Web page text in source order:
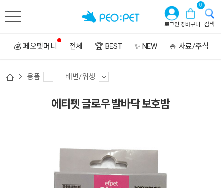
로그인 장바구니
0
검색
💰 페오펫머니 전체 🏆 BEST ✨ NEW 🍚 사료/주식
용품 배변/위생
에티펫 글로우 발바닥 보호밤